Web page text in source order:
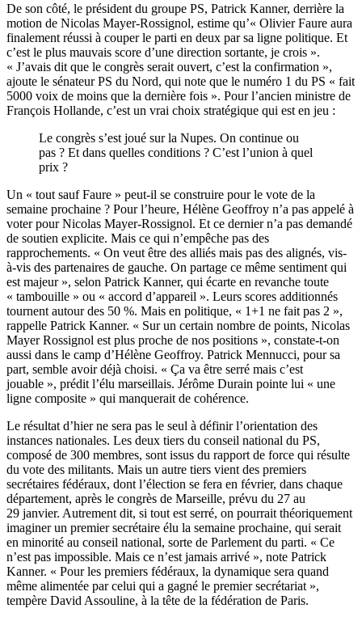
De son côté, le président du groupe PS, Patrick Kanner, derrière la
motion de Nicolas Mayer-Rossignol, estime qu’« Olivier Faure aura
finalement réussi à couper le parti en deux par sa ligne politique. Et
c’est le plus mauvais score d’une direction sortante, je crois ».
« J’avais dit que le congrès serait ouvert, c’est la confirmation »,
ajoute le sénateur PS du Nord, qui note que le numéro 1 du PS « fait
5000 voix de moins que la dernière fois ». Pour l’ancien ministre de
François Hollande, c’est un vrai choix stratégique qui est en jeu :
Le congrès s’est joué sur la Nupes. On continue ou
pas ? Et dans quelles conditions ? C’est l’union à quel
prix ?
Un « tout sauf Faure » peut-il se construire pour le vote de la
semaine prochaine ? Pour l’heure, Hélène Geoffroy n’a pas appelé à
voter pour Nicolas Mayer-Rossignol. Et ce dernier n’a pas demandé
de soutien explicite. Mais ce qui n’empêche pas des
rapprochements. « On veut être des alliés mais pas des alignés, vis-
à-vis des partenaires de gauche. On partage ce même sentiment qui
est majeur », selon Patrick Kanner, qui écarte en revanche toute
« tambouille » ou « accord d’appareil ». Leurs scores additionnés
tournent autour des 50 %. Mais en politique, « 1+1 ne fait pas 2 »,
rappelle Patrick Kanner. « Sur un certain nombre de points, Nicolas
Mayer Rossignol est plus proche de nos positions », constate-t-on
aussi dans le camp d’Hélène Geoffroy. Patrick Mennucci, pour sa
part, semble avoir déjà choisi. « Ça va être serré mais c’est
jouable », prédit l’élu marseillais. Jérôme Durain pointe lui « une
ligne composite » qui manquerait de cohérence.
Le résultat d’hier ne sera pas le seul à définir l’orientation des
instances nationales. Les deux tiers du conseil national du PS,
composé de 300 membres, sont issus du rapport de force qui résulte
du vote des militants. Mais un autre tiers vient des premiers
secrétaires fédéraux, dont l’élection se fera en février, dans chaque
département, après le congrès de Marseille, prévu du 27 au
29 janvier. Autrement dit, si tout est serré, on pourrait théoriquement
imaginer un premier secrétaire élu la semaine prochaine, qui serait
en minorité au conseil national, sorte de Parlement du parti. « Ce
n’est pas impossible. Mais ce n’est jamais arrivé », note Patrick
Kanner. « Pour les premiers fédéraux, la dynamique sera quand
même alimentée par celui qui a gagné le premier secrétariat »,
tempère David Assouline, à la tête de la fédération de Paris.